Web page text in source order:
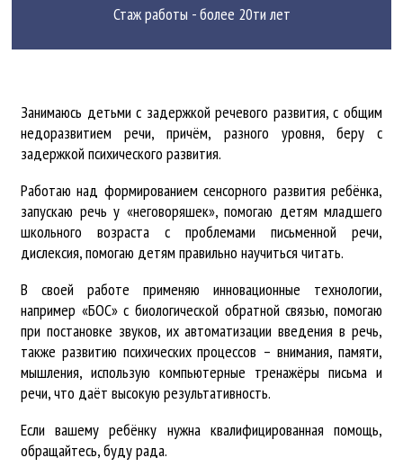
Стаж работы - более 20ти лет
Занимаюсь детьми с задержкой речевого развития, с общим
недоразвитием речи, причём, разного уровня, беру с
задержкой психического развития.
Работаю над формированием сенсорного развития ребёнка,
запускаю речь у «неговоряшек», помогаю детям младшего
школьного возраста с проблемами письменной речи,
дислексия, помогаю детям правильно научиться читать.
В своей работе применяю инновационные технологии,
например «БОС» с биологической обратной связью, помогаю
при постановке звуков, их автоматизации введения в речь,
также развитию психических процессов – внимания, памяти,
мышления, использую компьютерные тренажёры письма и
речи, что даёт высокую результативность.
Если вашему ребёнку нужна квалифицированная помощь,
обращайтесь, буду рада.